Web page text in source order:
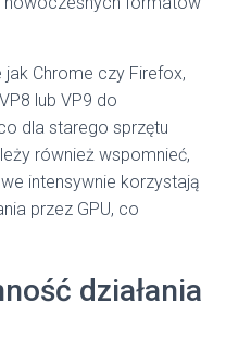
jak Chrome czy Firefox,
lub VP9 do
dla starego sprzętu
również wspomnieć,
intensywnie korzystają
przez GPU, co
działania